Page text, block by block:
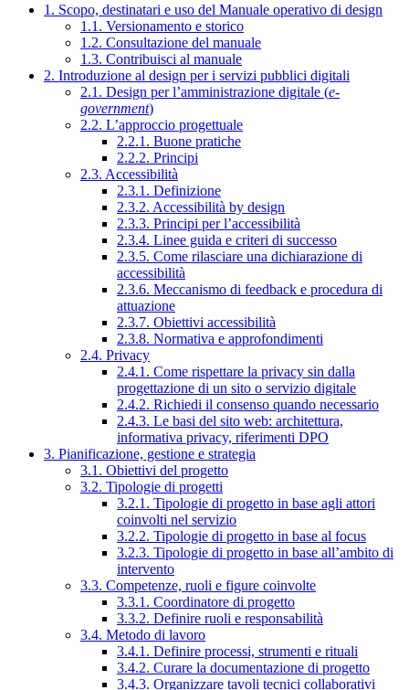
1. Scopo, destinatari e uso del Manuale operativo di design
1.1. Versionamento e storico
1.2. Consultazione del manuale
1.3. Contribuisci al manuale
2. Introduzione al design per i servizi pubblici digitali
2.1. Design per l’amministrazione digitale (e-
government)
2.2. L’approccio progettuale
2.2.1. Buone pratiche
2.2.2. Principi
2.3. Accessibilità
2.3.1. Definizione
2.3.2. Accessibilità by design
2.3.3. Principi per l’accessibilità
2.3.4. Linee guida e criteri di successo
2.3.5. Come rilasciare una dichiarazione di
accessibilità
2.3.6. Meccanismo di feedback e procedura di
attuazione
2.3.7. Obiettivi accessibilità
2.3.8. Normativa e approfondimenti
2.4. Privacy
2.4.1. Come rispettare la privacy sin dalla
progettazione di un sito o servizio digitale
2.4.2. Richiedi il consenso quando necessario
2.4.3. Le basi del sito web: architettura,
informativa privacy, riferimenti DPO
3. Pianificazione, gestione e strategia
3.1. Obiettivi del progetto
3.2. Tipologie di progetti
3.2.1. Tipologie di progetto in base agli attori
coinvolti nel servizio
3.2.2. Tipologie di progetto in base al focus
3.2.3. Tipologie di progetto in base all’ambito di
intervento
3.3. Competenze, ruoli e figure coinvolte
3.3.1. Coordinatore di progetto
3.3.2. Definire ruoli e responsabilità
3.4. Metodo di lavoro
3.4.1. Definire processi, strumenti e rituali
3.4.2. Curare la documentazione di progetto
3.4.3. Organizzare tavoli tecnici collaborativi